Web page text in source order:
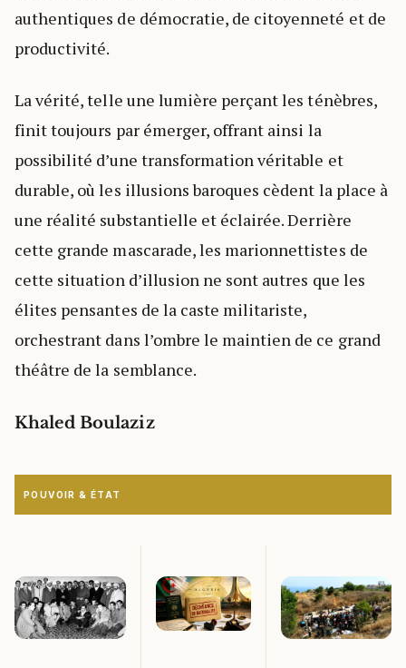
authentiques de démocratie, de citoyenneté et de
productivité.
La vérité, telle une lumière perçant les ténèbres,
finit toujours par émerger, offrant ainsi la
possibilité d’une transformation véritable et
durable, où les illusions baroques cèdent la place à
une réalité substantielle et éclairée. Derrière
cette grande mascarade, les marionnettistes de
cette situation d’illusion ne sont autres que les
élites pensantes de la caste militariste,
orchestrant dans l’ombre le maintien de ce grand
théâtre de la semblance.
Khaled Boulaziz
POUVOIR & ÉTAT